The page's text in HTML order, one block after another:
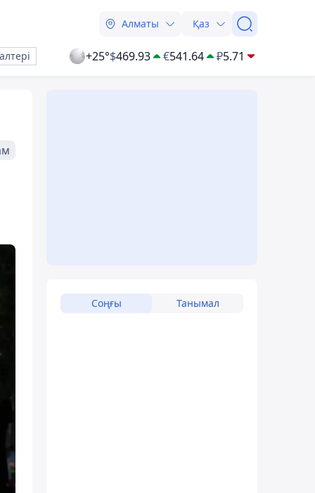
Алматы Қаз
+25°$469.93 €541.64 ₽5.71
Соңғы Танымал